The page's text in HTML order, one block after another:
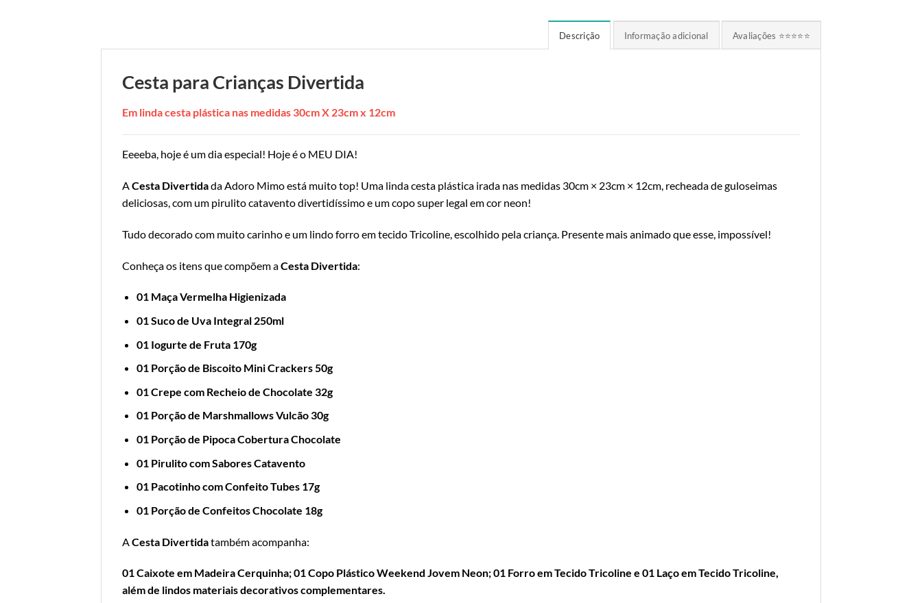
Descrição Informação adicional Avaliações ⭐⭐⭐⭐⭐
Cesta para Crianças Divertida
Em linda cesta plástica nas medidas 30cm X 23cm x 12cm
Eeeeba, hoje é um dia especial! Hoje é o MEU DIA!
ACesta Divertidada Adoro Mimo está muito top! Uma linda cesta plástica irada nas medidas 30cm × 23cm × 12cm, recheada de guloseimas
deliciosas, com um pirulito catavento divertidíssimo e um copo super legal em cor neon!
Tudo decorado com muito carinho e um lindo forro em tecido Tricoline, escolhido pela criança. Presente mais animado que esse, impossível!
Conheça os itens que compõem aCesta Divertida:
01 Maça Vermelha Higienizada
01 Suco de Uva Integral 250ml
01 Iogurte de Fruta 170g
01 Porção de Biscoito Mini Crackers 50g
01 Crepe com Recheio de Chocolate 32g
01 Porção de Marshmallows Vulcão 30g
01 Porção de Pipoca Cobertura Chocolate
01 Pirulito com Sabores Catavento
01 Pacotinho com Confeito Tubes 17g
01 Porção de Confeitos Chocolate 18g
A Cesta Divertidatambém acompanha:
01 Caixote em Madeira Cerquinha; 01 Copo Plástico Weekend Jovem Neon; 01 Forro em Tecido Tricoline e 01 Laço em Tecido Tricoline,
além de lindos materiais decorativos complementares.